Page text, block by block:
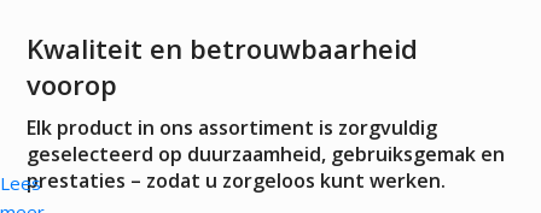
Kwaliteit en betrouwbaarheid
voorop
Elk product in ons assortiment is zorgvuldig
geselecteerd op duurzaamheid, gebruiksgemak en
prestaties – zodat u zorgeloos kunt werken.
Lees